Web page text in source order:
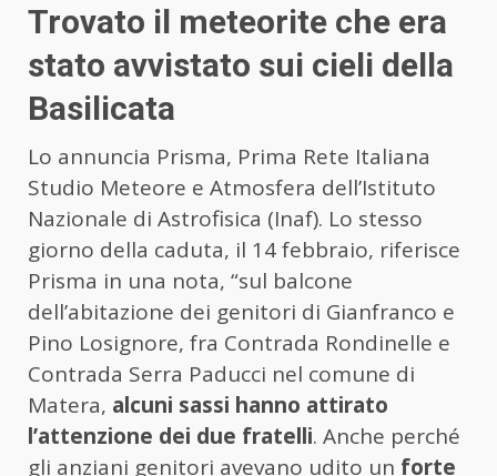
Trovato il meteorite che era
stato avvistato sui cieli della
Basilicata
Lo annuncia Prisma, Prima Rete Italiana
Studio Meteore e Atmosfera dell’Istituto
Nazionale di Astrofisica (Inaf). Lo stesso
giorno della caduta, il 14 febbraio, riferisce
Prisma in una nota, “sul balcone
dell’abitazione dei genitori di Gianfranco e
Pino Losignore, fra Contrada Rondinelle e
Contrada Serra Paducci nel comune di
Matera, alcuni sassi hanno attirato
l’attenzione dei due fratelli. Anche perché
gli anziani genitori avevano udito un forte